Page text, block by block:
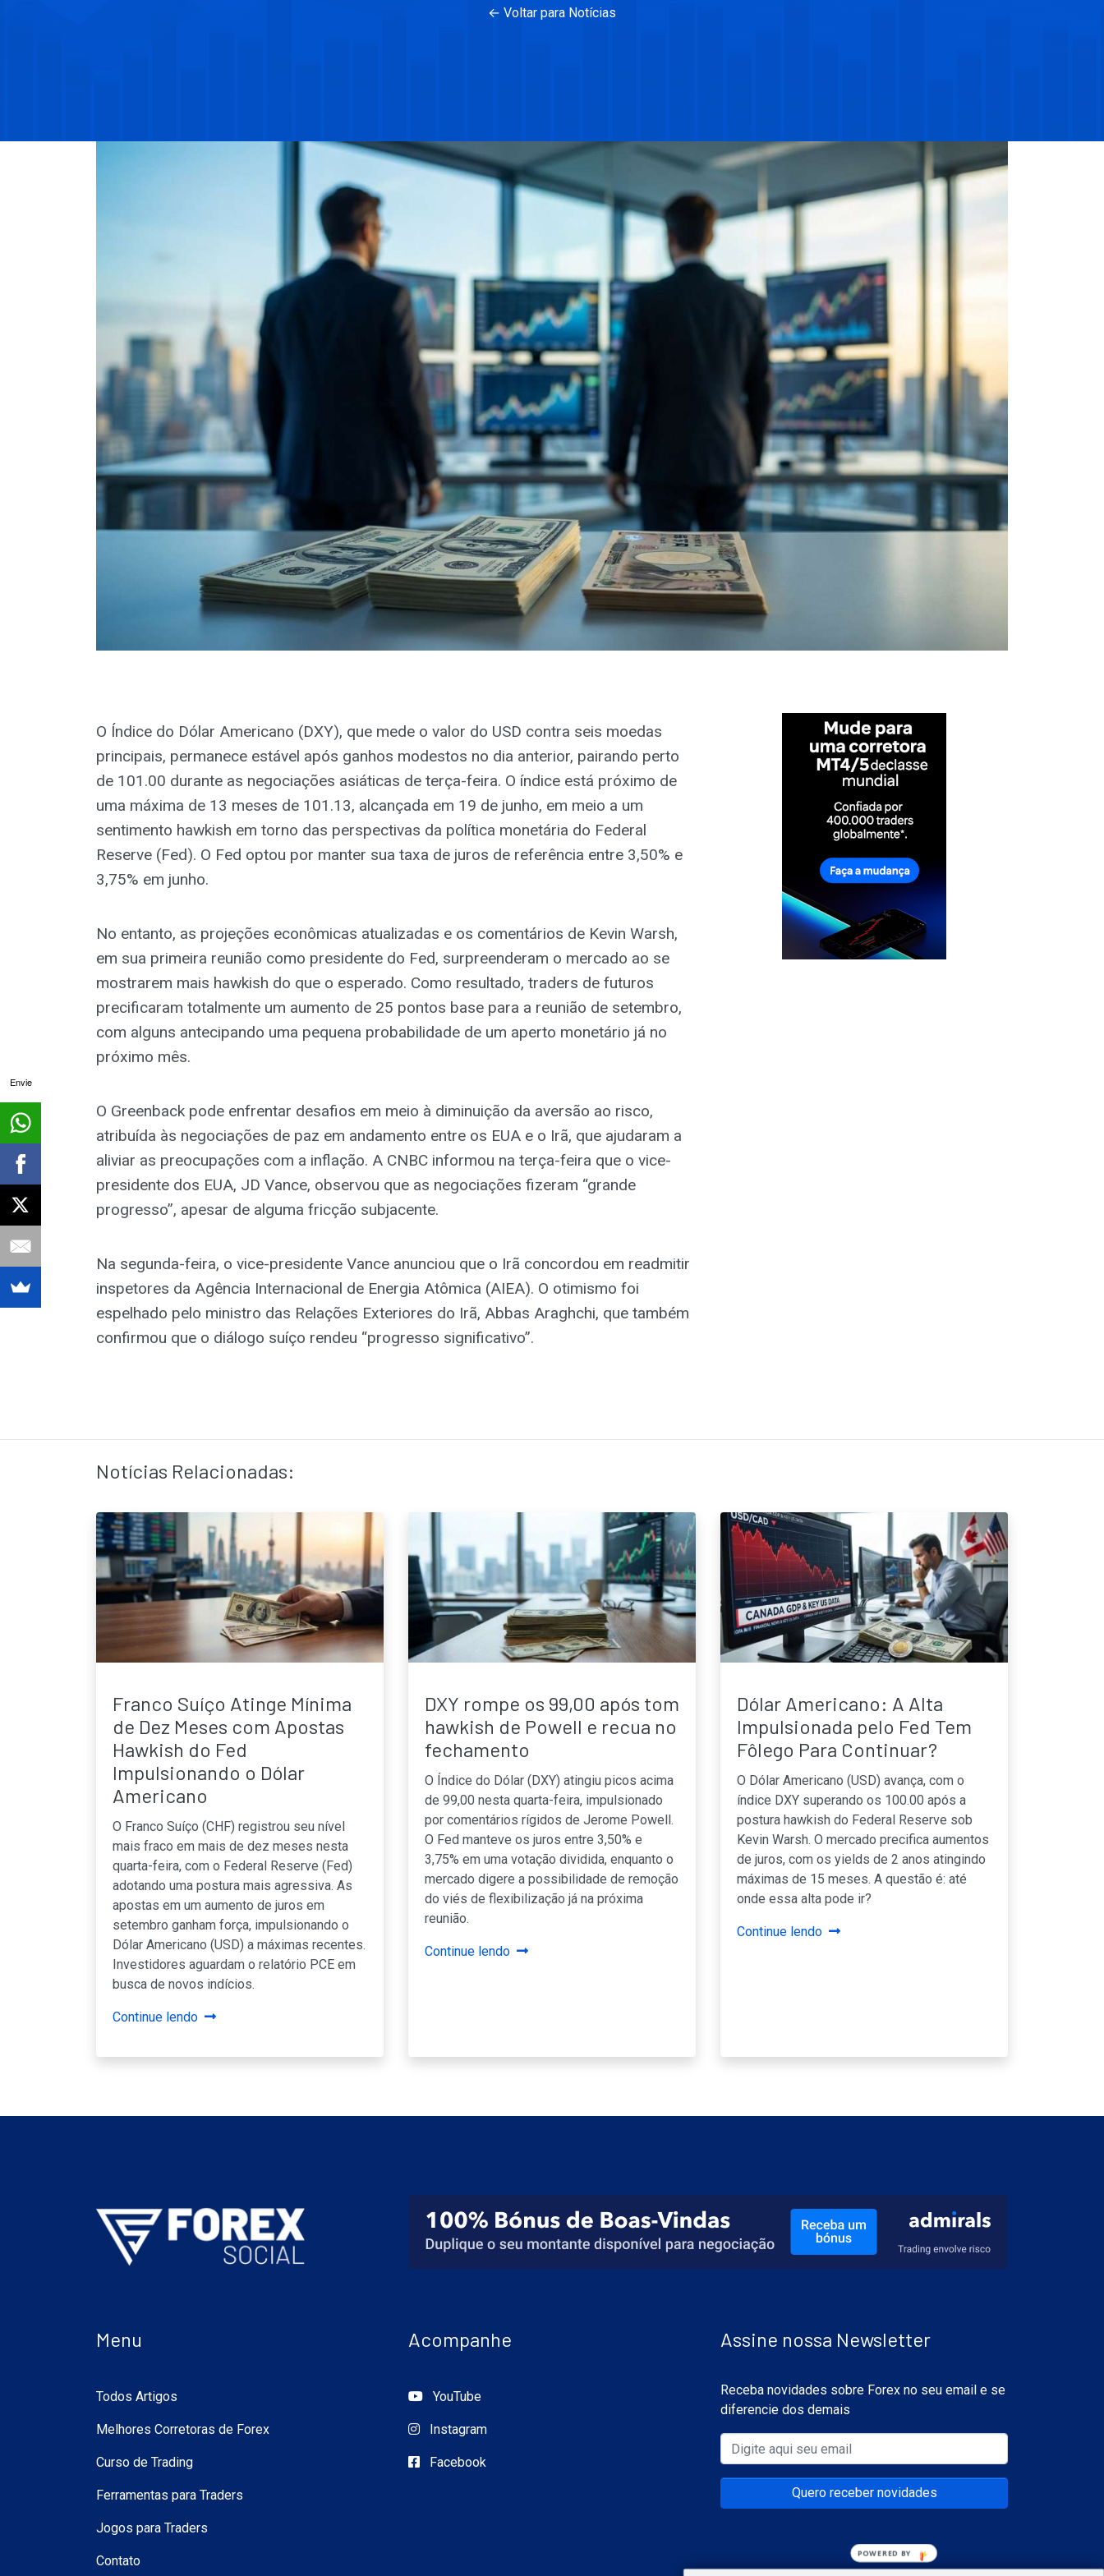
← Voltar para Notícias
O Índice do Dólar Americano (DXY), que mede o valor do USD contra seis moedas
principais, permanece estável após ganhos modestos no dia anterior, pairando perto
de 101.00 durante as negociações asiáticas de terça-feira. O índice está próximo de
uma máxima de 13 meses de 101.13, alcançada em 19 de junho, em meio a um
sentimento hawkish em torno das perspectivas da política monetária do Federal
Reserve (Fed). O Fed optou por manter sua taxa de juros de referência entre 3,50% e
3,75% em junho.
No entanto, as projeções econômicas atualizadas e os comentários de Kevin Warsh,
em sua primeira reunião como presidente do Fed, surpreenderam o mercado ao se
mostrarem mais hawkish do que o esperado. Como resultado, traders de futuros
precificaram totalmente um aumento de 25 pontos base para a reunião de setembro,
com alguns antecipando uma pequena probabilidade de um aperto monetário já no
próximo mês.
O Greenback pode enfrentar desafios em meio à diminuição da aversão ao risco,
atribuída às negociações de paz em andamento entre os EUA e o Irã, que ajudaram a
aliviar as preocupações com a inflação. A CNBC informou na terça-feira que o vice-
presidente dos EUA, JD Vance, observou que as negociações fizeram “grande
progresso”, apesar de alguma fricção subjacente.
Na segunda-feira, o vice-presidente Vance anunciou que o Irã concordou em readmitir
inspetores da Agência Internacional de Energia Atômica (AIEA). O otimismo foi
espelhado pelo ministro das Relações Exteriores do Irã, Abbas Araghchi, que também
confirmou que o diálogo suíço rendeu “progresso significativo”.
Notícias Relacionadas:
Franco Suíço Atinge Mínima
de Dez Meses com Apostas
Hawkish do Fed
Impulsionando o Dólar
Americano
O Franco Suíço (CHF) registrou seu nível
mais fraco em mais de dez meses nesta
quarta-feira, com o Federal Reserve (Fed)
adotando uma postura mais agressiva. As
apostas em um aumento de juros em
setembro ganham força, impulsionando o
Dólar Americano (USD) a máximas recentes.
Investidores aguardam o relatório PCE em
busca de novos indícios.
Continue lendo
DXY rompe os 99,00 após tom
hawkish de Powell e recua no
fechamento
O Índice do Dólar (DXY) atingiu picos acima
de 99,00 nesta quarta-feira, impulsionado
por comentários rígidos de Jerome Powell.
O Fed manteve os juros entre 3,50% e
3,75% em uma votação dividida, enquanto o
mercado digere a possibilidade de remoção
do viés de flexibilização já na próxima
reunião.
Continue lendo
Dólar Americano: A Alta
Impulsionada pelo Fed Tem
Fôlego Para Continuar?
O Dólar Americano (USD) avança, com o
índice DXY superando os 100.00 após a
postura hawkish do Federal Reserve sob
Kevin Warsh. O mercado precifica aumentos
de juros, com os yields de 2 anos atingindo
máximas de 15 meses. A questão é: até
onde essa alta pode ir?
Continue lendo
Menu
Todos Artigos
Melhores Corretoras de Forex
Curso de Trading
Ferramentas para Traders
Jogos para Traders
Contato
Acompanhe
YouTube
Instagram
Facebook
Assine nossa Newsletter
Receba novidades sobre Forex no seu email e se
diferencie dos demais
Quero receber novidades
Envie